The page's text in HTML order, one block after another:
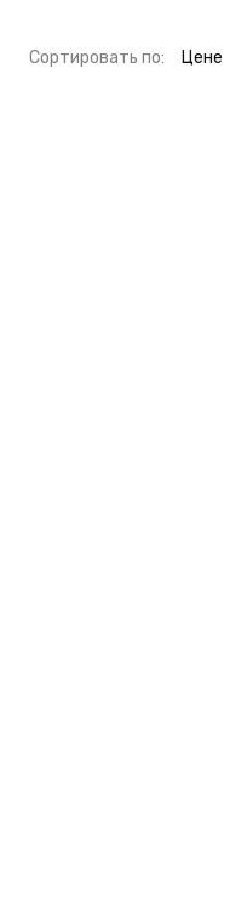
Cортировать по: Цене